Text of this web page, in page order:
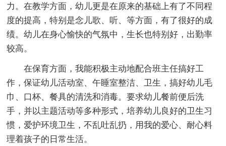
力。在教学方面，幼儿更是在原来的基础上有了不同程
度的提高，特别是念儿歌、听、等方面，有了很好的成
绩。幼儿在身心愉快的气氛中，生长也特别好，出勤率
较高。
在保育方面，我能积极主动地配合班主任搞好工
作，保证幼儿活动室、午睡室整洁、卫生，搞好幼儿毛
巾、口杯、餐具的清洗和消毒。要求幼儿餐前便后洗
手，并以主题活动等多种形式，培养幼儿良好的卫生习
惯，爱护环境卫生，不乱吐乱扔，用我的爱心、耐心料
理着孩子的日常生活。